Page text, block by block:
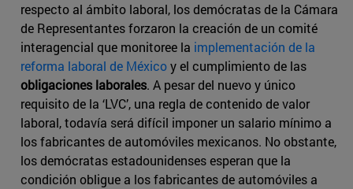
respecto al ámbito laboral, los demócratas de la Cámara
de Representantes forzaron la creación de un comité
interagencial que monitoree la implementación de la ​
reforma laboral de Méxicoy el cumplimiento de las
obligaciones laborales. A pesar del nuevo y único
requisito de la ‘LVC’, una regla de contenido de valor
laboral, todavía será difícil imponer un salario mínimo a
los fabricantes de automóviles mexicanos. No obstante,
los demócratas estadounidenses esperan que la
condición obligue a los fabricantes de automóviles a